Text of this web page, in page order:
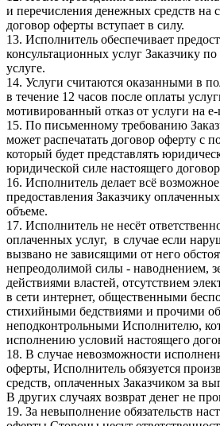
и перечисления денежных средств на
договор оферты вступает в силу.
13. Исполнитель обеспечивает
консультационных услуг Заказчику
услуге.
14. Услуги считаются оказанными в
в течение 12 часов после оплаты
мотивированный отказ от услуги на
15. По письменному требованию
может распечатать договор оферту с
который будет представлять
юридической силе настоящего
16. Исполнитель делает всё
предоставления Заказчику
объеме.
17. Исполнитель не несёт
оплаченных услуг, в случае если
вызвано не зависящими от него
непреодолимой силы - наводнением,
действиями властей, отсутствием
в сети интернет, общественными
стихийными бедствиями и прочими
неподконтрольными Исполнителю,
исполнению условий настоящего
18. В случае невозможности
оферты, Исполнитель обязуется
средств, оплаченных Заказчиком за
В других случаях возврат денег не
19. За невыполнение обязательств